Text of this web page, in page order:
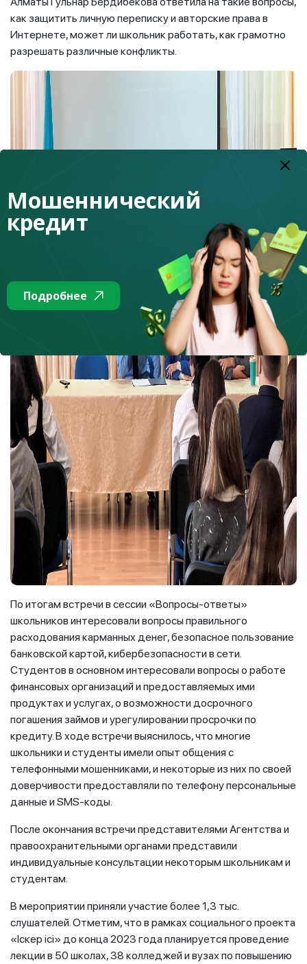
как защитить личную переписку и авторские права в
Интернете, может ли школьник работать, как грамотно
разрешать различные конфликты.
По итогам встречи в сессии «Вопросы-ответы»
школьников интересовали вопросы правильного
расходования карманных денег, безопасное пользование
банковской картой, кибербезопасности в сети.
Студентов в основном интересовали вопросы о работе
финансовых организаций и предоставляемых ими
продуктах и услугах, о возможности досрочного
погашения займов и урегулировании просрочки по
кредиту. В ходе встречи выяснилось, что многие
школьники и студенты имели опыт общения с
телефонными мошенниками, и некоторые из них по своей
доверчивости предоставляли по телефону персональные
данные и SMS-коды.
После окончания встречи представителями Агентства и
правоохранительными органами представили
индивидуальные консультации некоторым школьникам и
студентам.
В мероприятии приняли участие более 1,3 тыс.
слушателей. Отметим, что в рамках социального проекта
«Іскер ісі» до конца 2023 года планируется проведение
лекции в 50 школах, 38 колледжей и вузах по повышению
Мошеннический
кредит
Подробнее